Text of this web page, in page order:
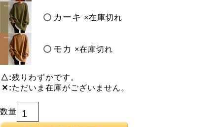
カーキ ×在庫切れ
モカ ×在庫切れ
△ 残りわずかです。
✕ ただいま在庫がございません。